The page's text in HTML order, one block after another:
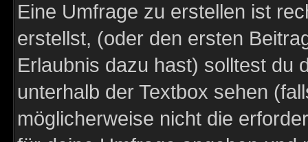
Eine Umfrage zu erstellen ist
erstellst, (oder den ersten
Erlaubnis dazu hast) solltest du
unterhalb der Textbox sehen
möglicherweise nicht die